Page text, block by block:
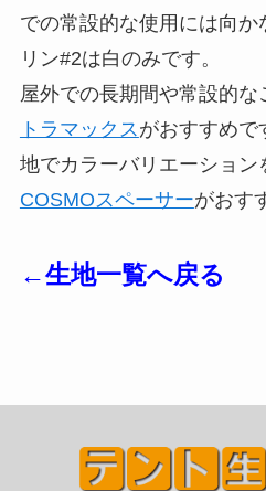
での常設的な使用には向
リン#2は白のみです。
屋外での長期間や常設的な
トラマックスがおすすめで
地でカラーバリエーション
COSMOスペーサーがおす
←生地一覧へ戻る